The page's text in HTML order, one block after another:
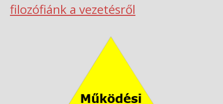
filozófiánk a vezetésről